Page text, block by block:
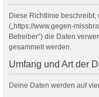
Diese Richtlinie beschreibt,
(„https://www.gegen-
Betreiber“) die Daten
gesammelt werden.
Umfang und Art der
Deine Daten werden auf